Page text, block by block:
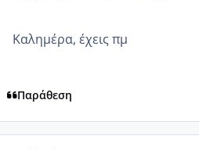
Καλημέρα, έχεις πμ
Παράθεση